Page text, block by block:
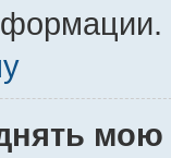
мою